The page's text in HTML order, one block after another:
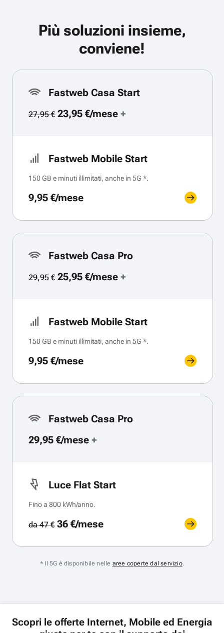
Più soluzioni insieme,
conviene!
Fastweb Casa Start
27,95 €23,95 €/mese+
Fastweb Mobile Start
150 GB e minuti illimitati, anche in 5G *.
9,95 €/mese
Fastweb Casa Pro
29,95 €25,95 €/mese+
Fastweb Mobile Start
150 GB e minuti illimitati, anche in 5G *.
9,95 €/mese
Fastweb Casa Pro
29,95 €/mese +
Luce Flat Start
Fino a 800 kWh/anno.
da 47 €36 €/mese
* Il 5G è disponibile nelle aree coperte dal servizio.
Scopri le offerte Internet, Mobile ed Energia